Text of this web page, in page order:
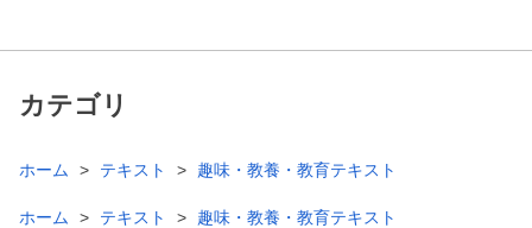
カテゴリ
ホーム テキスト 趣味・教養・教育テキスト
ホーム テキスト 趣味・教養・教育テキスト